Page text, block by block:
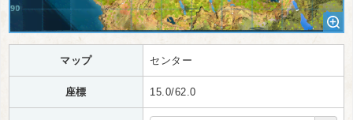
マップ センター
座標 15.0/62.0